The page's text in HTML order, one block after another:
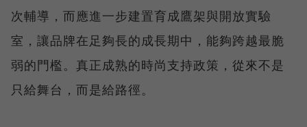
次輔導，而應進一步建置育成鷹架與開放實驗
室，讓品牌在足夠長的成長期中，能夠跨越最脆
弱的門檻。真正成熟的時尚支持政策，從來不是
只給舞台，而是給路徑。